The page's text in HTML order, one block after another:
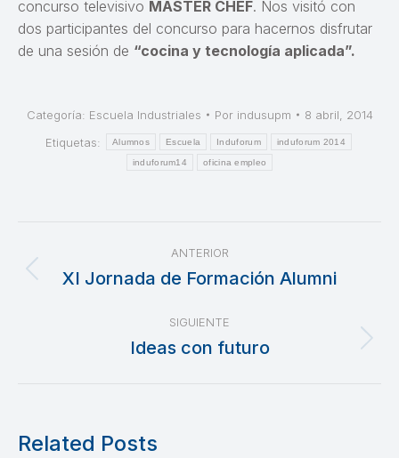
concurso televisivo MASTER CHEF. Nos visitó con
dos participantes del concurso para hacernos disfrutar
de una sesión de “cocina y tecnología aplicada”.
Categoría: Escuela Industriales Por indusupm
8 abril, 2014
Etiquetas:
Alumnos Escuela Induforum induforum 2014
induforum14 oficina empleo
Navegación
entre
publicaciones
ANTERIOR
Publicación
XI Jornada de Formación Alumni
SIGUIENTE
Publicación
Ideas con futuro
Related Posts